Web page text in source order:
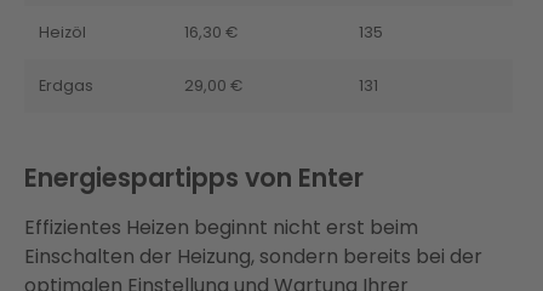
Heizöl 16,30 € 135
Erdgas 29,00 € 131
Energiespartipps von Enter
Effizientes Heizen beginnt nicht erst beim
Einschalten der Heizung, sondern bereits bei der
optimalen Einstellung und Wartung Ihrer